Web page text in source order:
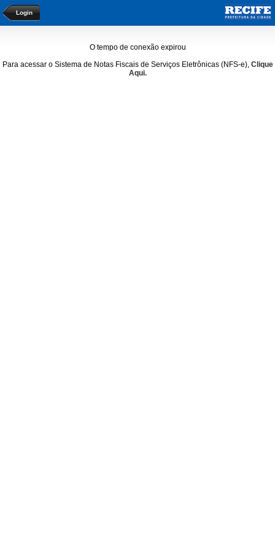
Login
O tempo de conexão expirou
Para acessar o Sistema de Notas Fiscais de Serviços Eletrônicas (NFS-e), Clique
Aqui.